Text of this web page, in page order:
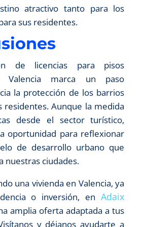
atractivo tanto para los
sus residentes.
de licencias para pisos
Valencia marca un paso
la protección de los barrios
residentes. Aunque la medida
desde el sector turístico,
oportunidad para reflexionar
de desarrollo urbano que
nuestras ciudades.
una vivienda en Valencia, ya
o inversión, enAdaix
amplia oferta adaptada a tus
y déjanos ayudarte a